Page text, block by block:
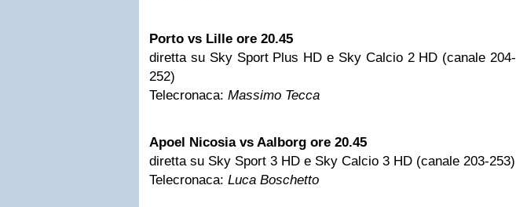
Porto vs Lille ore 20.45
diretta su Sky Sport Plus HD e Sky Calcio 2 HD (canale 204-
252)
Telecronaca: Massimo Tecca
Apoel Nicosiavs Aalborg ore 20.45
diretta su Sky Sport 3 HD e Sky Calcio 3 HD (canale 203-253)
Telecronaca: Luca Boschetto